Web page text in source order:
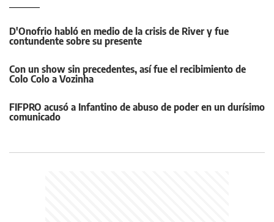
D'Onofrio habló en medio de la crisis de River y fue
contundente sobre su presente
Con un show sin precedentes, así fue el recibimiento de
Colo Colo a Vozinha
FIFPRO acusó a Infantino de abuso de poder en un durísimo
comunicado